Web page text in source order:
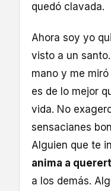
quedó clavada.
Ahora soy yo
visto a un
mano y me
es de lo mejor
vida. No
sensacianes
Alguien que te
anima a
a los demás.